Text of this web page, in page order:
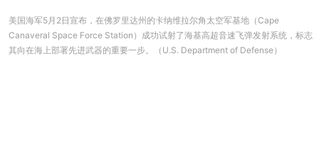
美国海军5月2日宣布，在佛罗里达州的卡纳维拉尔角太空军基地（Cape
Canaveral Space Force Station）成功试射了海基高超音速飞弹发射系统，标志
其向在海上部署先进武器的重要一步。（U.S. Department of Defense）